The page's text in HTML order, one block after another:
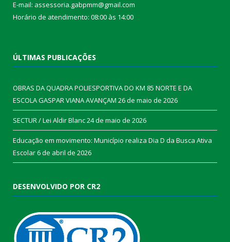
E-mail: assessoria.gabpmm@gmail.com
Horário de atendimento: 08:00 às 14:00
ÚLTIMAS PUBLICAÇÕES
OBRAS DA QUADRA POLIESPORTIVA DO KM 85 NORTE E DA
ESCOLA GASPAR VIANA AVANÇAM 26 de maio de 2026
SECTUR / Lei Aldir Blanc24 de maio de 2026
Educação em movimento: Município realiza Dia D da Busca Ativa
Escolar6 de abril de 2026
DESENVOLVIDO POR CR2